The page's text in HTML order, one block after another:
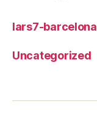
lars7-barcelona
Uncategorized